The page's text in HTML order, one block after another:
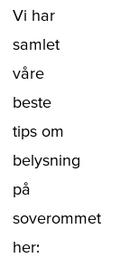
Vi har
samlet
våre
beste
tips om
belysning
på
soverommet
her: